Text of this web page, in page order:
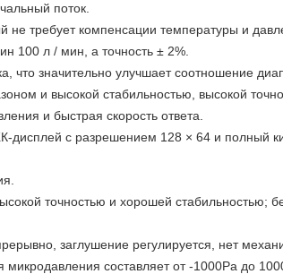
поток.
не требует компенсации температуры и
100 л / мин, а точность ± 2%.
что значительно улучшает соотношение
и высокой стабильностью, высокой
и быстрая скорость ответа.
дисплей с разрешением 128 × 64 и полный
точностью и хорошей стабильностью;
заглушение регулируется, нет
составляет от -1000Pa до